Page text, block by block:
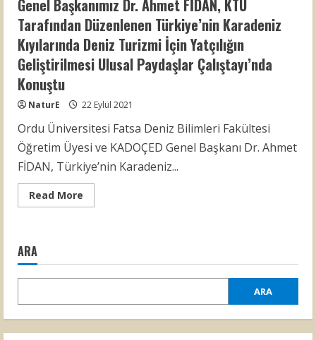
Genel Başkanımız Dr. Ahmet FİDAN, KTÜ
Tarafından Düzenlenen Türkiye’nin Karadeniz
Kıyılarında Deniz Turizmi İçin Yatçılığın
Geliştirilmesi Ulusal Paydaşlar Çalıştayı’nda
Konuştu
NaturE 22 Eylül 2021
Ordu Üniversitesi Fatsa Deniz Bilimleri Fakültesi
Öğretim Üyesi ve KADOÇED Genel Başkanı Dr. Ahmet
FİDAN, Türkiye’nin Karadeniz...
Read More
more
FİDAN,
Tarafından
Türkiye’nin
Kıyılarında
Deniz
ARA
ARA